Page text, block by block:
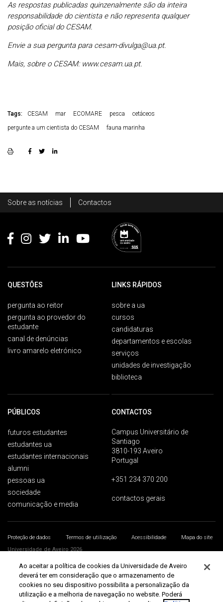
As respostas publicadas quinzenalmente são da inteira
responsabilidade do cientista e não representa qualquer
posição oficial do CESAM.
Envie a sua pergunta para cesam-divulga@ua.pt.
Mais, sobre o CESAM: www.cesam.ua.pt.
Tags: CESAM mar ECOMARE pesca
cetáceos
pergunte a um cientista do CESAM
fauna marinha
Footer
Sobre as notícias Contactos
QUESTÕES
pergunta ao reitor
pergunta ao provedor do
estudante
canal de denúncias
livro amarelo eletrónico
LINKS RÁPIDOS
sobre a ua
cursos
candidaturas
departamentos e escolas
serviços
unidades de investigação
biblioteca
PÚBLICOS
futuros estudantes
estudantes ua
estudantes internacionais
alumni
pessoas ua
sociedade
comunicação e media
CONTACTOS
Campus Universitário de
Santiago
3810-193 Aveiro
Portugal
+351 234 370 200
contactos gerais
Proteção de dados Termos de utilização Acessibilidade
Mapa do site
Universidade de Aveiro 2026
Ao aceitar a política de cookies da Universidade de Aveiro
deverá ter em consideração que o armazenamento de
cookies no seu dispositivo possibilita a personalização da
utilização e a melhoria de navegação no website. Poderá